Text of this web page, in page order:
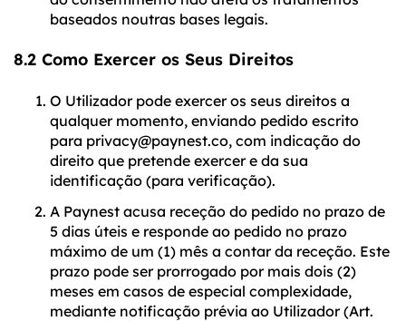
baseados noutras bases legais.
8.2 Como Exercer os Seus Direitos
O Utilizador pode exercer os seus direitos a
qualquer momento, enviando pedido escrito
para privacy@paynest.co, com indicação do
direito que pretende exercer e da sua
identificação (para verificação).
A Paynest acusa receção do pedido no prazo de
5 dias úteis e responde ao pedido no prazo
máximo de um (1) mês a contar da receção. Este
prazo pode ser prorrogado por mais dois (2)
meses em casos de especial complexidade,
mediante notificação prévia ao Utilizador (Art.